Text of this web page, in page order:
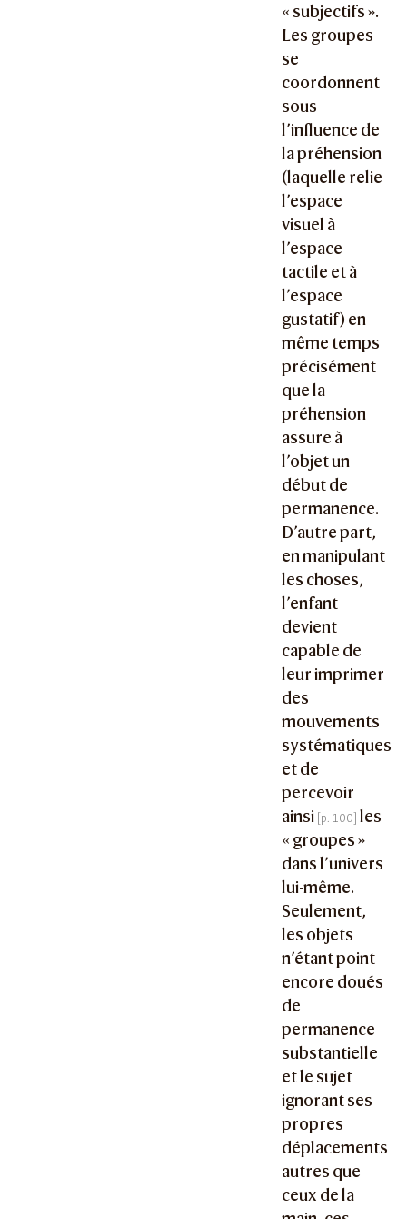
« subjectifs ».
Les groupes
se
coordonnent
sous
l’influence de
la préhension
(laquelle relie
l’espace
visuel à
l’espace
tactile et à
l’espace
gustatif) en
même temps
précisément
que la
préhension
assure à
l’objet un
début de
permanence.
D’autre part,
en manipulant
les choses,
l’enfant
devient
capable de
leur imprimer
des
mouvements
systématiques
et de
percevoir
ainsi
les
« groupes »
dans l’univers
lui-même.
Seulement,
les objets
n’étant point
encore doués
de
permanence
substantielle
et le sujet
ignorant ses
propres
déplacements
autres que
ceux de la